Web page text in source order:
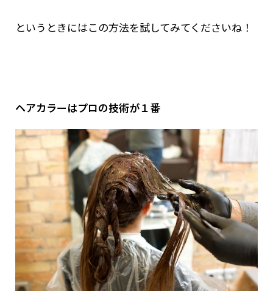
というときにはこの方法を試してみてくださいね！
ヘアカラーはプロの技術が１番